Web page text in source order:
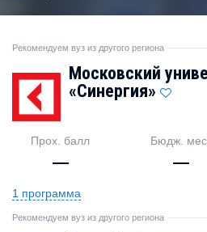
Рекомендуем вуз из другого региона
Московский
«Синергия»
Прох. балл
—
Бюдж.
—
1 программа
Рекомендуем вуз из другого региона